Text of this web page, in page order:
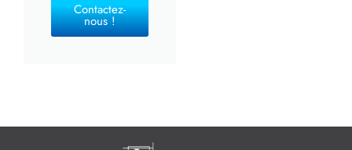
Contactez-
nous !